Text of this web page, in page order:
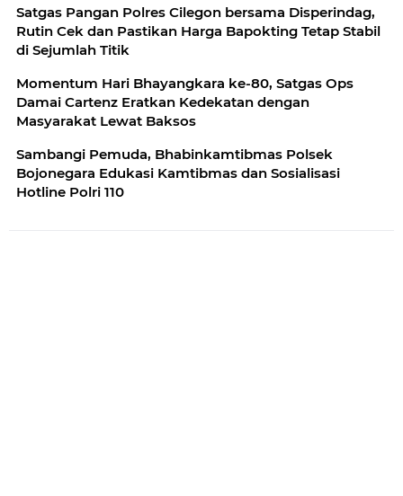
Satgas Pangan Polres Cilegon bersama Disperindag,
Rutin Cek dan Pastikan Harga Bapokting Tetap Stabil
di Sejumlah Titik
Momentum Hari Bhayangkara ke-80, Satgas Ops
Damai Cartenz Eratkan Kedekatan dengan
Masyarakat Lewat Baksos
Sambangi Pemuda, Bhabinkamtibmas Polsek
Bojonegara Edukasi Kamtibmas dan Sosialisasi
Hotline Polri 110